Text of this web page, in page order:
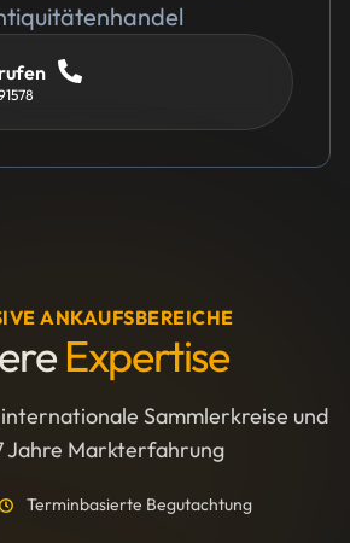
ANKAUFSBEREICHE
Expertise
Sammlerkreise und
Jahre Markterfahrung
Terminbasierte Begutachtung